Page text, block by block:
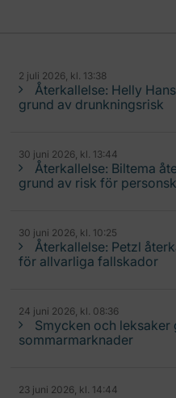
2 juli 2026, kl. 13:38
Återkallelse: Helly
grund av drunkningsrisk
30 juni 2026, kl. 13:44
Återkallelse: Biltema
grund av risk för
30 juni 2026, kl. 10:25
Återkallelse: Petzl
för allvarliga fallskador
24 juni 2026, kl. 08:36
Smycken och leksaker
sommarmarknader
23 juni 2026, kl. 14:44